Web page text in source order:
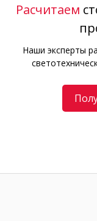
Расчитаем
Наши эксперты